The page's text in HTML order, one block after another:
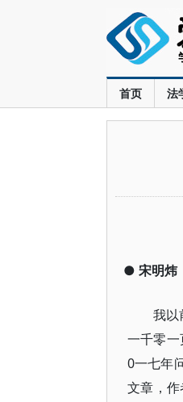
首页 法
● 宋明炜
我以
一千零
0一七年
文章，